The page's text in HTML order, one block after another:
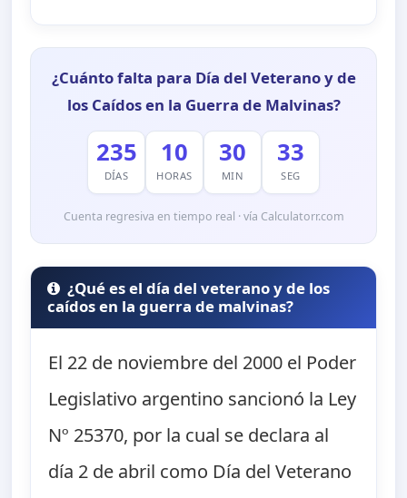
¿Cuánto falta para Día del Veterano y de
los Caídos en la Guerra de Malvinas?
235
DÍAS
10
HORAS
30
MIN
32
SEG
Cuenta regresiva en tiempo real · vía Calculatorr.com
¿Qué es el día del veterano y de los
caídos en la guerra de malvinas?
El 22 de noviembre del 2000 el Poder
Legislativo argentino sancionó la Ley
Nº 25370, por la cual se declara al
día 2 de abril como Día del Veterano